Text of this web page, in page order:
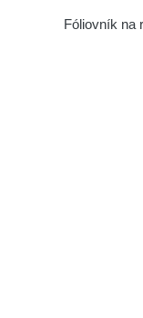
Fóliovník na